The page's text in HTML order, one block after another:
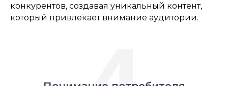
конкурентов, создавая уникальный контент,
который привлекает внимание аудитории.